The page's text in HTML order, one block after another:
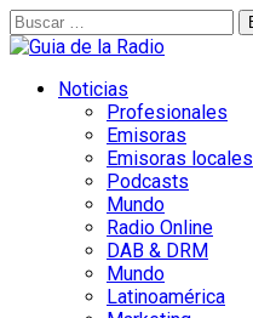
Buscar:
Noticias
Profesionales
Emisoras
Emisoras locales
Podcasts
Mundo
Radio Online
DAB & DRM
Mundo
Latinoamérica